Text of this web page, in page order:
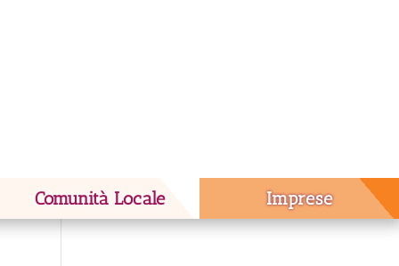
Comunità Locale Imprese